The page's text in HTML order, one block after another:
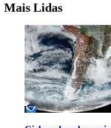
Mais Lidas